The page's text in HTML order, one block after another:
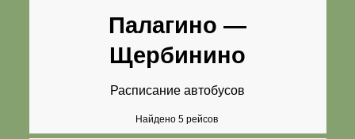
Палагино —
Щербинино
Расписание автобусов
Найдено 5 рейсов